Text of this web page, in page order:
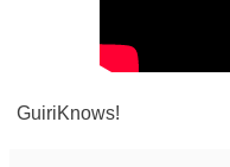
GuiriKnows!